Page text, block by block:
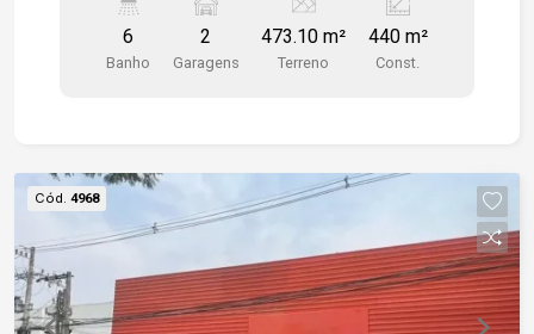
Salas em madeira com sinteco novo. - 2 Vagas
de estacionamento
6
Banho
2
Garagens
473.10 m²
Terreno
440 m²
Const.
Cód. 4968